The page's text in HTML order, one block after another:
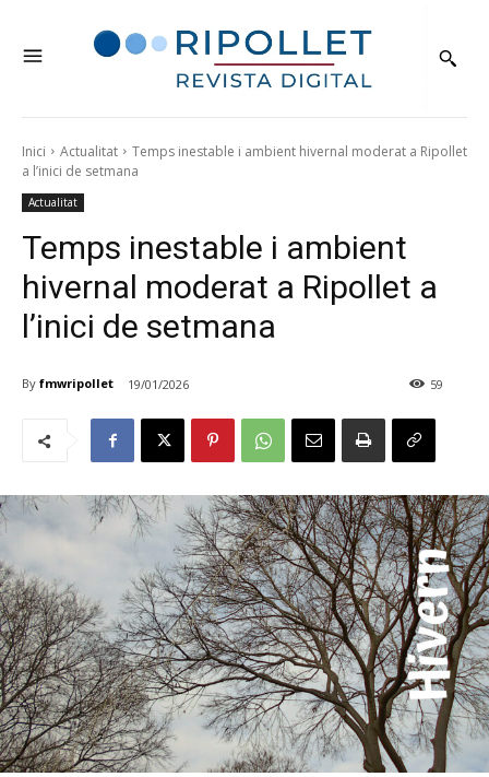
Inici Actualitat
Temps inestable i ambient hivernal moderat a Ripollet
a l’inici de setmana
Actualitat
Temps inestable i ambient
hivernal moderat a Ripollet a
l’inici de setmana
By fmwripollet 19/01/2026 59